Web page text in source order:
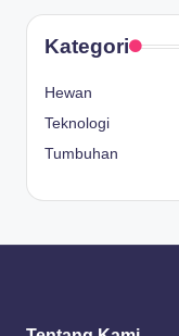
Kategori
Hewan
Teknologi
Tumbuhan